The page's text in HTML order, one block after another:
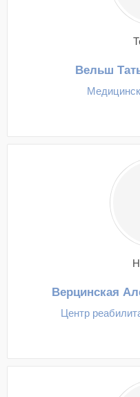
Вельш
Верцинская
Центр